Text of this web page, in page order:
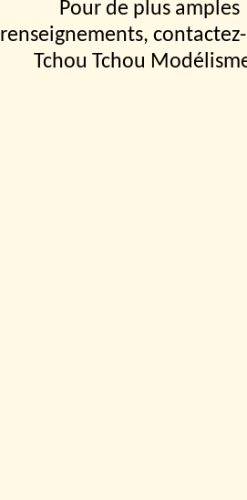
Pour de plus amples
renseignements,
Tchou Tchou